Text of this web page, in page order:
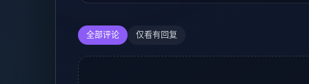
全部评论 仅看有回复